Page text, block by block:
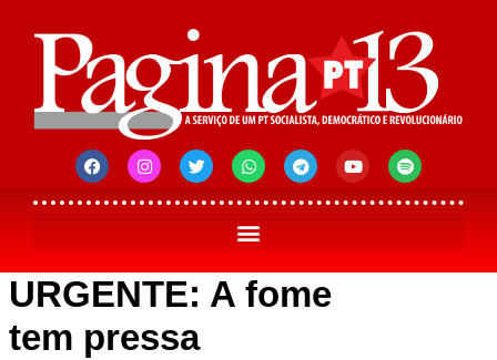
URGENTE: A fome
tem pressa